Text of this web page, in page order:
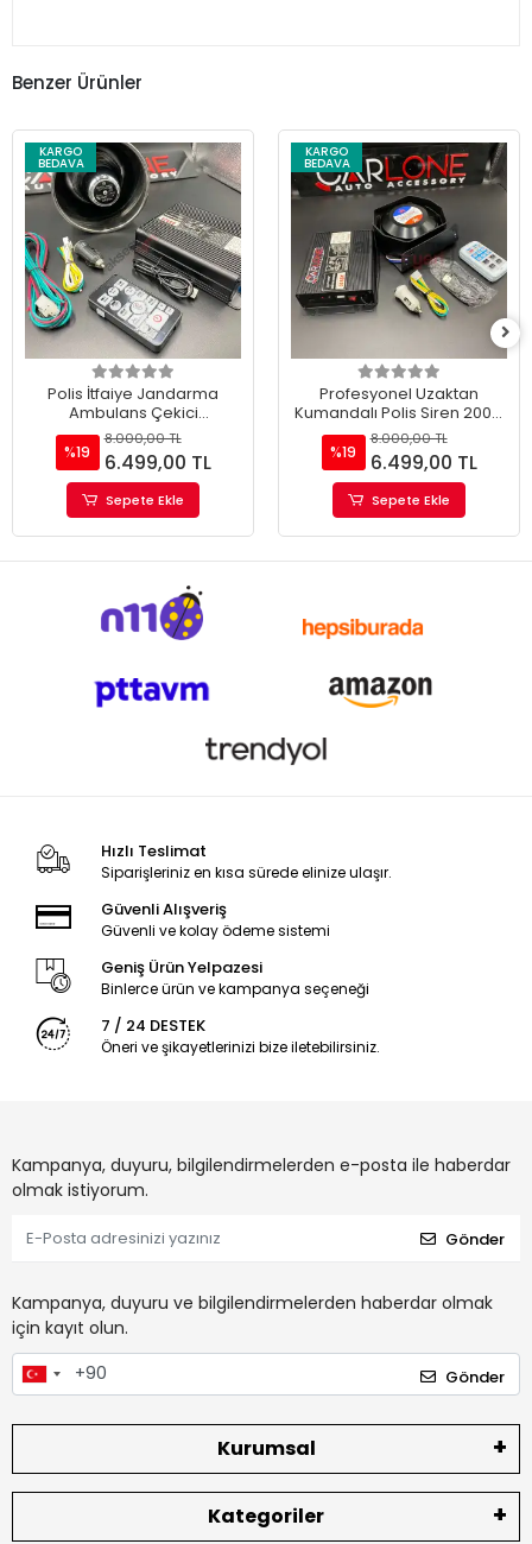
Benzer Ürünler
KARGO
BEDAVA
Polis İtfaiye Jandarma
Ambulans Çekici
Profesyonel Konuşmalı
Siren 200w
%19
8.000,00 TL
6.499,00 TL
Sepete Ekle
KARGO
BEDAVA
Profesyonel Uzaktan
Kumandalı Polis Siren 200w
Mikrofonlu- Mini Siren
Yüksek Kalite
%19
8.000,00 TL
6.499,00 TL
Sepete Ekle
Hızlı Teslimat
Siparişleriniz en kısa sürede elinize ulaşır.
Güvenli Alışveriş
Güvenli ve kolay ödeme sistemi
Geniş Ürün Yelpazesi
Binlerce ürün ve kampanya seçeneği
7 / 24 DESTEK
Öneri ve şikayetlerinizi bize iletebilirsiniz.
Kampanya, duyuru, bilgilendirmelerden e-posta ile haberdar
olmak istiyorum.
Gönder
Kampanya, duyuru ve bilgilendirmelerden haberdar olmak
için kayıt olun.
Gönder
Kurumsal
Kategoriler